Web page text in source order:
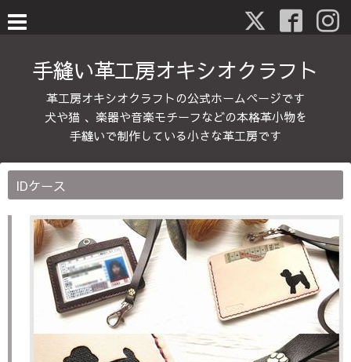
手縫い革工房オキシオクラフト
革工房オキシオクラフトの公式ホームページです
犬や猫 、楽器や音楽モチーフなどの本格革小物を
手縫いで制作している小さな革工房です
IDケース